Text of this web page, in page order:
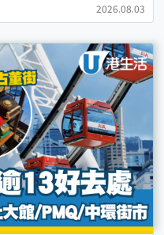
2026.08.03